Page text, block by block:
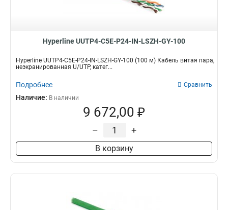
Hyperline UUTP4-C5E-P24-IN-LSZH-GY-100
Hyperline UUTP4-C5E-P24-IN-LSZH-GY-100 (100 м) Кабель витая пара,
неэкранированная U/UTP, катег...
Подробнее Сравнить
Наличие: В наличии
9 672,00 ₽
– +
В корзину